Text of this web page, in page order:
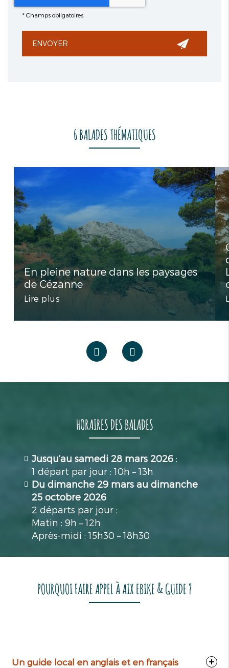
* Champs obligatoires
6 BALADES THÉMATIQUES
En pleine nature dans les paysages
de Cézanne
Lire plus
HORAIRES DES BALADES
Jusqu’au samedi 28 mars 2026 :
1 départ par jour : 10h – 13h
Du dimanche 29 mars au dimanche
25 octobre 2026
2 départs par jour :
Matin : 9h – 12h
Après-midi : 15h30 – 18h30
POURQUOI FAIRE APPEL À AIX EBIKE & GUIDE ?
Un guide local en anglais et en français